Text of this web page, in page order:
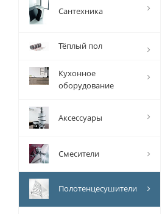
Сантехника
Тёплый пол
Кухонное
оборудование
Аксессуары
Смесители
Полотенцесушители